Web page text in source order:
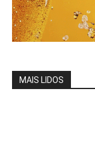
MAIS LIDOS